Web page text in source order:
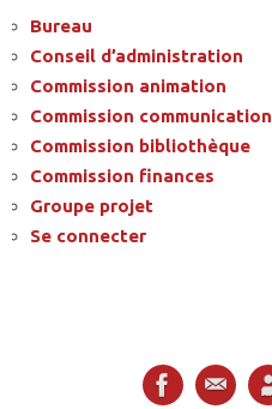
Bureau
Conseil d’administration
Commission animation
Commission communication
Commission bibliothèque
Commission finances
Groupe projet
Se connecter